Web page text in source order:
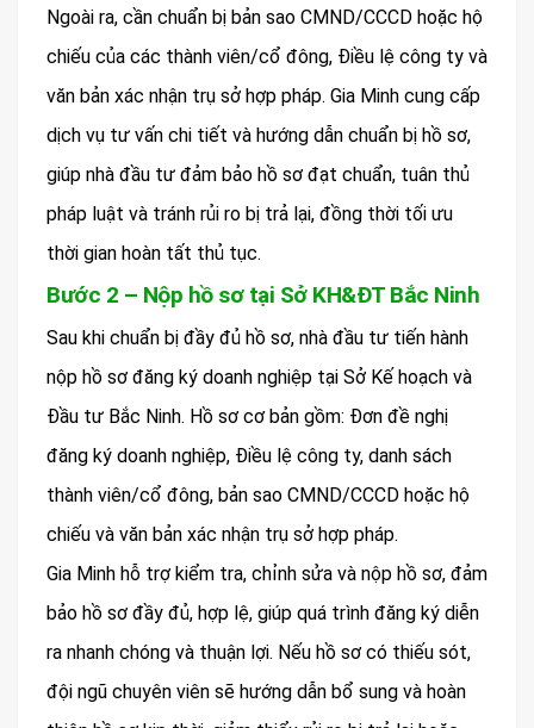
Ngoài ra, cần chuẩn bị bản sao CMND/CCCD hoặc hộ
chiếu của các thành viên/cổ đông, Điều lệ công ty và
văn bản xác nhận trụ sở hợp pháp. Gia Minh cung cấp
dịch vụ tư vấn chi tiết và hướng dẫn chuẩn bị hồ sơ,
giúp nhà đầu tư đảm bảo hồ sơ đạt chuẩn, tuân thủ
pháp luật và tránh rủi ro bị trả lại, đồng thời tối ưu
thời gian hoàn tất thủ tục.
Bước 2 – Nộp hồ sơ tại Sở KH&ĐT Bắc Ninh
Sau khi chuẩn bị đầy đủ hồ sơ, nhà đầu tư tiến hành
nộp hồ sơ đăng ký doanh nghiệp tại Sở Kế hoạch và
Đầu tư Bắc Ninh. Hồ sơ cơ bản gồm: Đơn đề nghị
đăng ký doanh nghiệp, Điều lệ công ty, danh sách
thành viên/cổ đông, bản sao CMND/CCCD hoặc hộ
chiếu và văn bản xác nhận trụ sở hợp pháp.
Gia Minh hỗ trợ kiểm tra, chỉnh sửa và nộp hồ sơ, đảm
bảo hồ sơ đầy đủ, hợp lệ, giúp quá trình đăng ký diễn
ra nhanh chóng và thuận lợi. Nếu hồ sơ có thiếu sót,
đội ngũ chuyên viên sẽ hướng dẫn bổ sung và hoàn